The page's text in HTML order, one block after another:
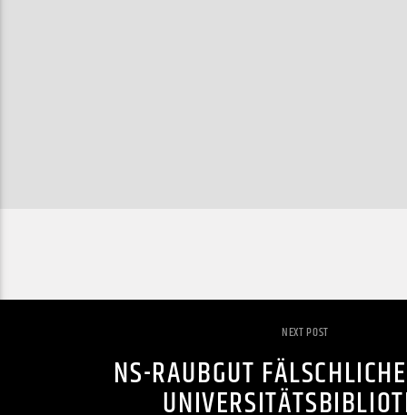
NEXT POST
NS-RAUBGUT